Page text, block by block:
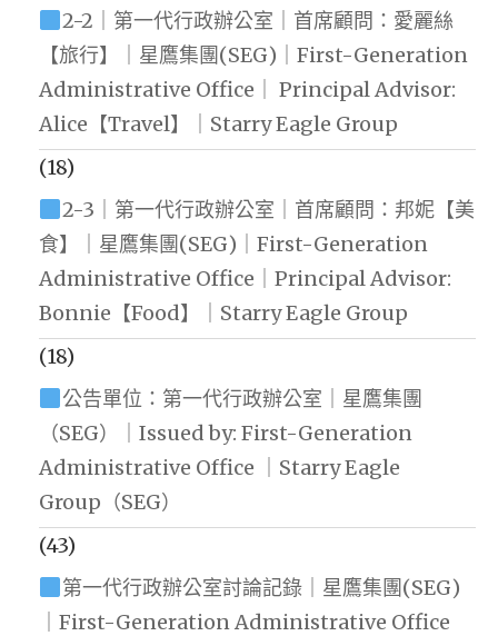
2-2｜第一代行政辦公室｜首席顧問：愛麗絲
【旅行】｜星鷹集團(SEG)｜First-Generation
Administrative Office｜ Principal Advisor:
Alice【Travel】｜Starry Eagle Group
(18)
2-3｜第一代行政辦公室｜首席顧問：邦妮【美
食】｜星鷹集團(SEG)｜First-Generation
Administrative Office｜Principal Advisor:
Bonnie【Food】｜Starry Eagle Group
(18)
公告單位：第一代行政辦公室｜星鷹集團
（SEG）｜Issued by: First-Generation
Administrative Office ｜Starry Eagle
Group（SEG）
(43)
第一代行政辦公室討論記錄｜星鷹集團(SEG)
｜First-Generation Administrative Office